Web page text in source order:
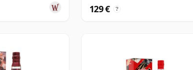
129 € ?